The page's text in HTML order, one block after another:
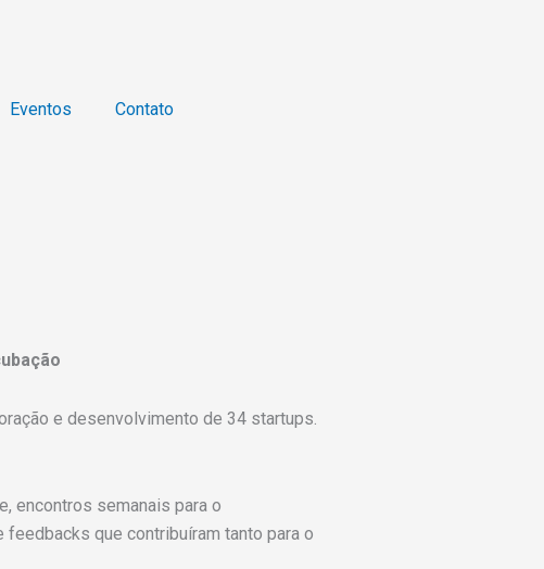
Eventos Contato
e desenvolvimento de 34 startups.
encontros semanais para o
que contribuíram tanto para o